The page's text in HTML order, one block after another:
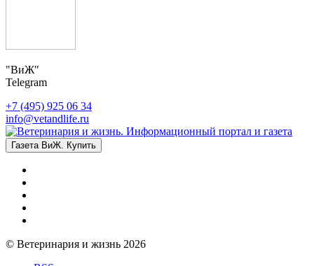
"ВиЖ"
Telegram
+7 (495) 925 06 34
info@vetandlife.ru
Газета ВиЖ. Купить
© Ветеринария и жизнь 2026